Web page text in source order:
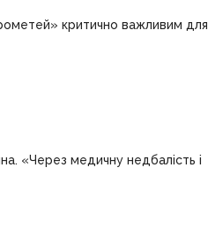
критично важливим для
«Через медичну недбалість і